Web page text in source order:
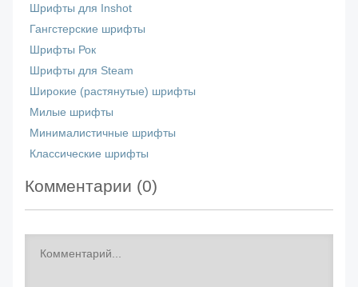
Шрифты для Inshot
Гангстерские шрифты
Шрифты Рок
Шрифты для Steam
Широкие (растянутые) шрифты
Милые шрифты
Минималистичные шрифты
Классические шрифты
Комментарии (0)